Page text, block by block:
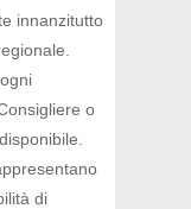
innanzitutto
o
di